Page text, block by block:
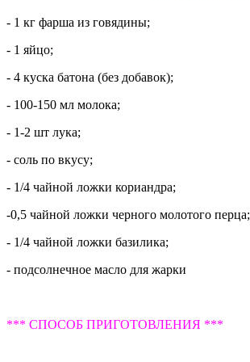
- 1 кг фарша из говядины;
- 1 яйцо;
- 4 куска батона (без добавок);
- 100-150 мл молока;
- 1-2 шт лука;
- соль по вкусу;
- 1/4 чайной ложки кориандра;
-0,5 чайной ложки черного молотого перца;
- 1/4 чайной ложки базилика;
- подсолнечное масло для жарки
*** СПОСОБ ПРИГОТОВЛЕНИЯ ***